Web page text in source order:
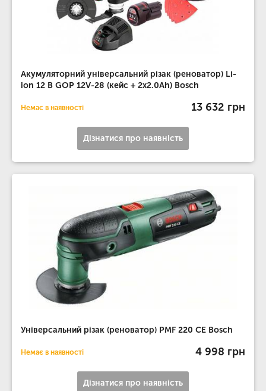
Акумуляторний універсальний різак (реноватор) Li-
ion 12 В GOP 12V-28 (кейс + 2x2.0Ah) Bosch
Немає в наявності 13 632 грн
Дізнатися про наявність
Універсальний різак (реноватор) PMF 220 CE Bosch
Немає в наявності 4 998 грн
Дізнатися про наявність